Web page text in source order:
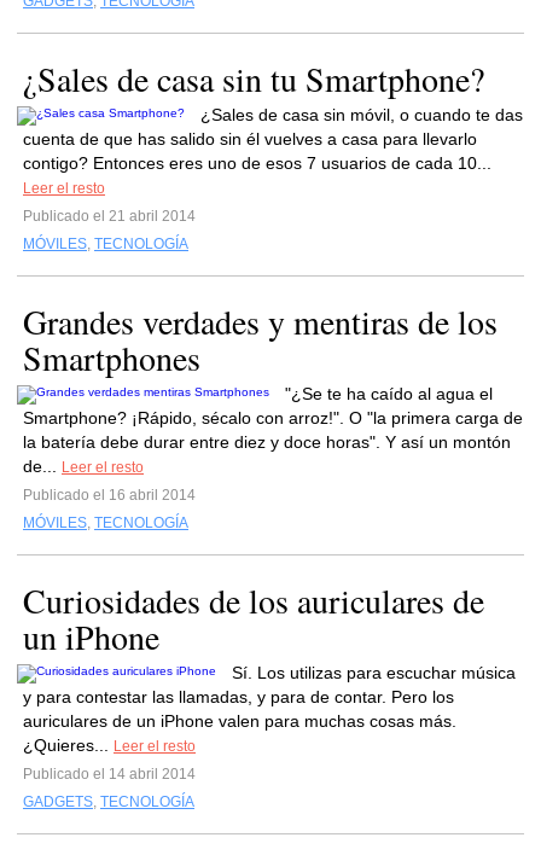
¿Sales de casa sin tu Smartphone?
¿Sales de casa sin móvil, o cuando te das
cuenta de que has salido sin él vuelves a casa para llevarlo
contigo? Entonces eres uno de esos 7 usuarios de cada 10...
Leer el resto
Publicado el 21 abril 2014
MÓVILES, TECNOLOGÍA
Grandes verdades y mentiras de los
Smartphones
"¿Se te ha caído al agua el
Smartphone? ¡Rápido, sécalo con arroz!". O "la primera carga de
la batería debe durar entre diez y doce horas". Y así un montón
de...
Leer el resto
Publicado el 16 abril 2014
MÓVILES, TECNOLOGÍA
Curiosidades de los auriculares de
un iPhone
Sí. Los utilizas para escuchar música
y para contestar las llamadas, y para de contar. Pero los
auriculares de un iPhone valen para muchas cosas más.
¿Quieres...
Leer el resto
Publicado el 14 abril 2014
GADGETS, TECNOLOGÍA